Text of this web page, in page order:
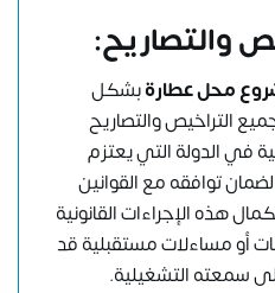
والتصاريح:
محل عطارةبشكل
التراخيص والتصاريح
في الدولة التي يعتزم
توافقه مع القوانين
هذه الإجراءات القانونية
أو مساءلات مستقبلية قد
سمعته التشغيلية.